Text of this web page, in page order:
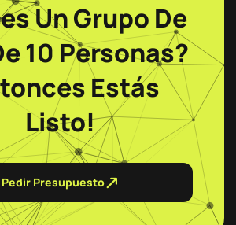
Un Grupo De
10 Personas?
Estás
Listo!
Pedir Presupuesto